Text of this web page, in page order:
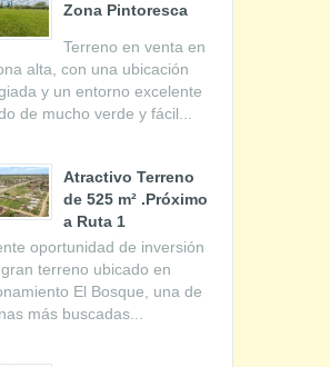
Zona Pintoresca
Terreno en venta en
alta, con una ubicación
y un entorno excelente
de mucho verde y fácil...
Atractivo Terreno
de 525 m² .Próximo
a Ruta 1
oportunidad de inversión
terreno ubicado en
El Bosque, una de
más buscadas...